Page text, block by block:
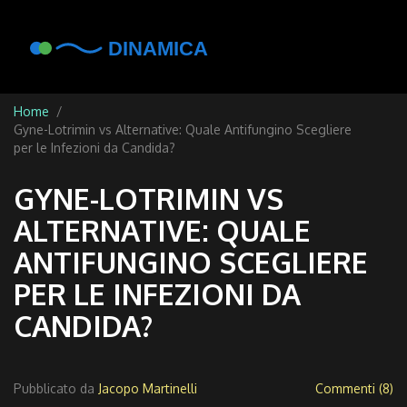
Home
Gyne-Lotrimin vs Alternative: Quale Antifungino Scegliere
per le Infezioni da Candida?
GYNE-LOTRIMIN VS
ALTERNATIVE: QUALE
ANTIFUNGINO SCEGLIERE
PER LE INFEZIONI DA
CANDIDA?
Pubblicato da Jacopo Martinelli Commenti (8)